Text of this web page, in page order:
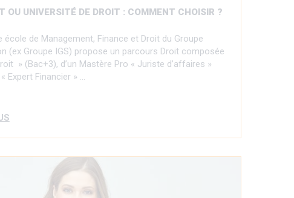
OU UNIVERSITÉ DE DROIT : COMMENT CHOISIR ?
école de Management, Finance et Droit du Groupe
(ex Groupe IGS) propose un parcours Droit composée
» (Bac+3), d’un Mastère Pro « Juriste d’affaires »
Expert Financier » …